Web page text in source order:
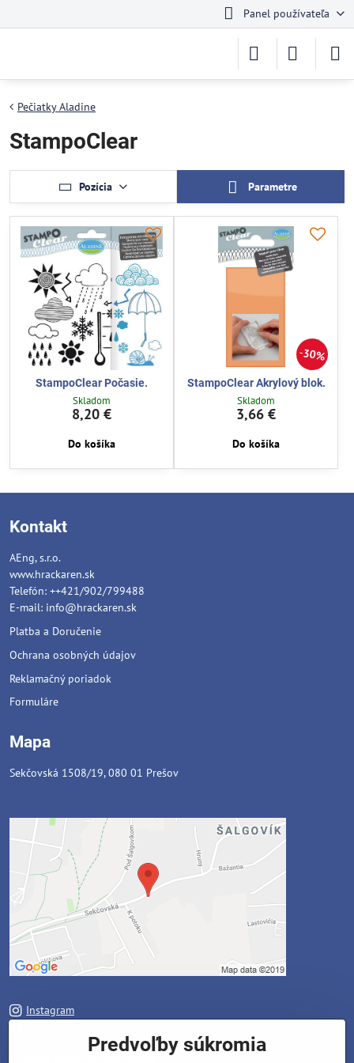
Panel používateľa
Pečiatky Aladine
StampoClear
Pozícia Parametre
StampoClear Počasie.
Skladom
8,20 €
Do košíka
30%
StampoClear Akrylový blok.
Skladom
3,66 €
Do košíka
Kontakt
AEng, s.r.o.
www.hrackaren.sk
Telefón: ++421/902/799488
E-mail: info@hrackaren.sk
Platba a Doručenie
Ochrana osobných údajov
Reklamačný poriadok
Formuláre
Mapa
Sekčovská 1508/19, 080 01 Prešov
Instagram
Predvoľby súkromia